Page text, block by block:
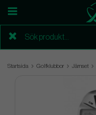
Startsida Golfklubbor Järnset